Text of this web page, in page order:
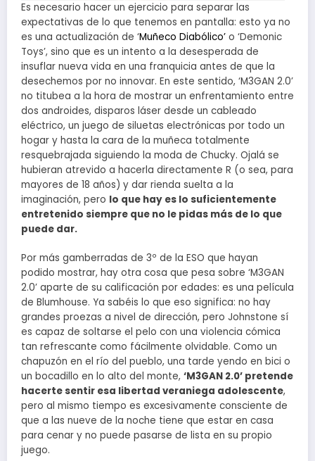
Es necesario hacer un ejercicio para separar las
expectativas de lo que tenemos en pantalla: esto ya no
es una actualización de ‘Muñeco Diabólico’ o ‘Demonic
Toys’, sino que es un intento a la desesperada de
insuflar nueva vida en una franquicia antes de que la
desechemos por no innovar. En este sentido, ‘M3GAN 2.0’
no titubea a la hora de mostrar un enfrentamiento entre
dos androides, disparos láser desde un cableado
eléctrico, un juego de siluetas electrónicas por todo un
hogar y hasta la cara de la muñeca totalmente
resquebrajada siguiendo la moda de Chucky. Ojalá se
hubieran atrevido a hacerla directamente R (o sea, para
mayores de 18 años) y dar rienda suelta a la
imaginación, pero lo que hay es lo suficientemente
entretenido siempre que no le pidas más de lo que
puede dar.
Por más gamberradas de 3º de la ESO que hayan
podido mostrar, hay otra cosa que pesa sobre ‘M3GAN
2.0’ aparte de su calificación por edades: es una película
de Blumhouse. Ya sabéis lo que eso significa: no hay
grandes proezas a nivel de dirección, pero Johnstone sí
es capaz de soltarse el pelo con una violencia cómica
tan refrescante como fácilmente olvidable. Como un
chapuzón en el río del pueblo, una tarde yendo en bici o
un bocadillo en lo alto del monte, ‘M3GAN 2.0’ pretende
hacerte sentir esa libertad veraniega adolescente,
pero al mismo tiempo es excesivamente consciente de
que a las nueve de la noche tiene que estar en casa
para cenar y no puede pasarse de lista en su propio
juego.